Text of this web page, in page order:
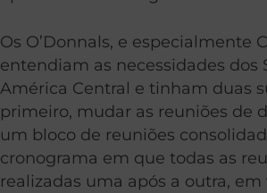
Os O’Donnals, e especialmente
entendiam as necessidades dos
América Central e tinham duas
primeiro, mudar as reuniões de
um bloco de reuniões
cronograma em que todas as
realizadas uma após a outra, em